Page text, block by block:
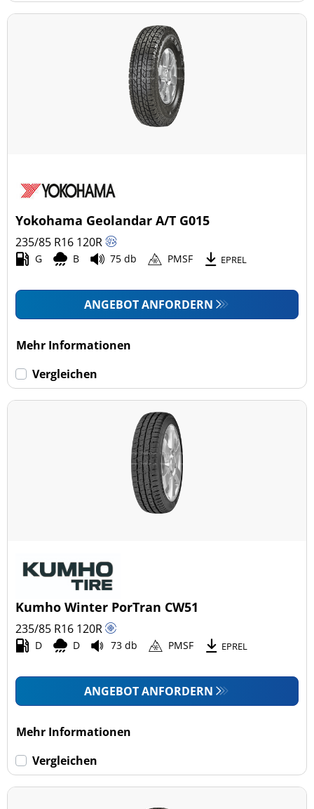
Yokohama Geolandar A/T G015
235/85 R16 120R
G B 75 db PMSF EPREL
ANGEBOT ANFORDERN
Mehr Informationen
Vergleichen
Kumho Winter PorTran CW51
235/85 R16 120R
D D 73 db PMSF EPREL
ANGEBOT ANFORDERN
Mehr Informationen
Vergleichen